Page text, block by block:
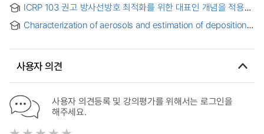
Tract Model
ICRP 103 권고 방사선방호 최적화를 위한 대표인 개념을 적용한
Characterization of aerosols and estimation of deposition
사용자 의견
사용자 의견등록 및 강의평가를 위해서는 로그인을
해주세요.